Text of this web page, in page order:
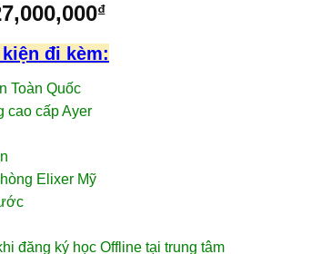
₫
đi kèm:
Toàn Quốc
cao cấp Ayer
Elixer Mỹ
đăng ký học Offline tại trung tâm